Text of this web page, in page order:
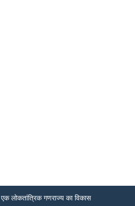
लोकतांत्रिक गणराज्य का विकास